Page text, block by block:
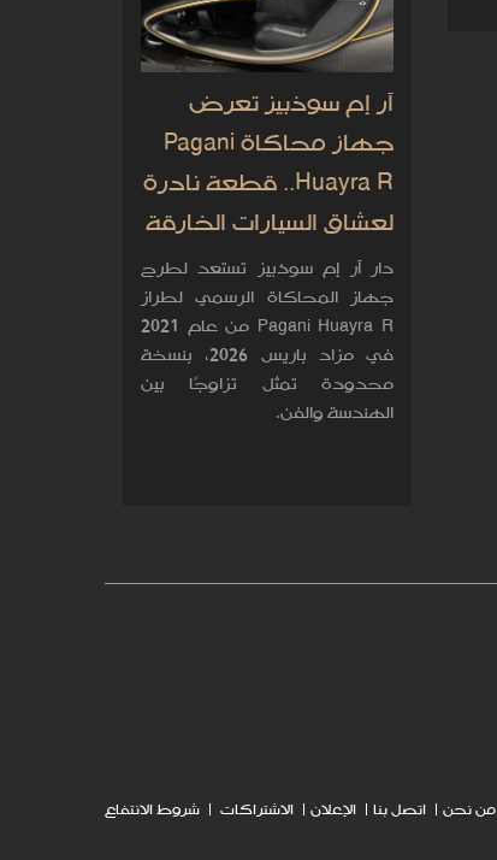
آر إم سوذبيز تعرض
جهاز محاكاة Pagani
Huayra R.. قطعة نادرة
لعشاق السيارات الخارقة
دار آر إم سوذبيز تستعد لطرح
جهاز المحاكاة الرسمي لطراز
Pagani Huayra R من عام 2021
في مزاد باريس 2026، بنسخة
محدودة تمثل تزاوجًا بين
الهندسة والفن.
من نحن اتصل بنا الإعلان الاشتراكات شروط الانتفاع